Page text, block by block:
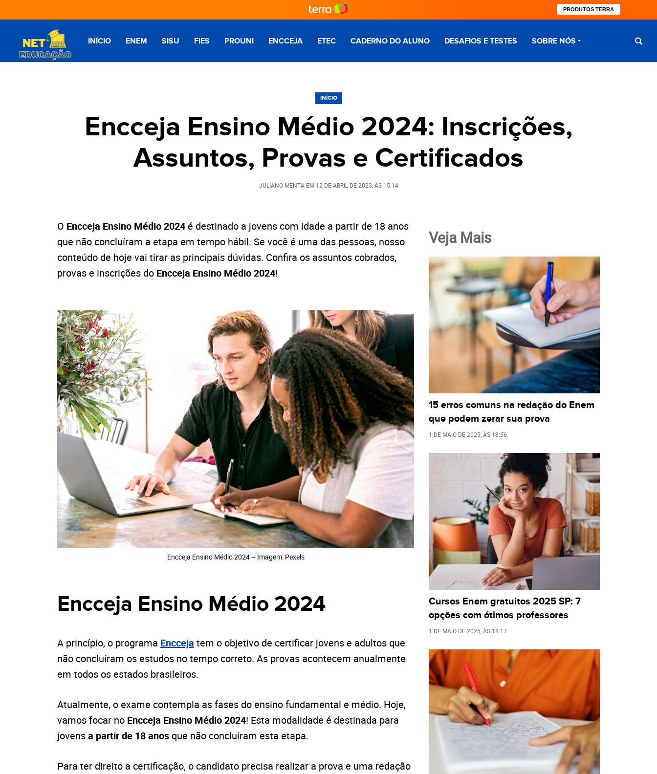
PRODUTOS TERRA
INÍCIO ENEM SISU FIES PROUNI ENCCEJA ETEC CADERNO DO ALUNO DESAFIOS E TESTES SOBRE NÓS
INÍCIO
Encceja Ensino Médio 2024: Inscrições,
Assuntos, Provas e Certificados
JULIANO MENTA EM 12 DE ABRIL DE 2023 , ÀS 15:14
O Encceja Ensino Médio 2024 é destinado a jovens com idade a partir de 18 anos
que não concluíram a etapa em tempo hábil. Se você é uma das pessoas, nosso
conteúdo de hoje vai tirar as principais dúvidas. Confira os assuntos cobrados,
provas e inscrições do Encceja Ensino Médio 2024!
Encceja Ensino Médio 2024 – Imagem: Pexels
Encceja Ensino Médio 2024
A princípio, o programa Encceja tem o objetivo de certificar jovens e adultos que
não concluíram os estudos no tempo correto. As provas acontecem anualmente
em todos os estados brasileiros.
Atualmente, o exame contempla as fases do ensino fundamental e médio. Hoje,
vamos focar no Encceja Ensino Médio 2024! Esta modalidade é destinada para
jovensa partir de 18 anos que não concluíram esta etapa.
Para ter direito a certificação, o candidato precisa realizar a prova e uma redação
Veja Mais
15 erros comuns na redação do Enem
que podem zerar sua prova
1 DE MAIO DE 2025 , ÀS 18:56
Cursos Enem gratuitos 2025 SP: 7
opções com ótimos professores
1 DE MAIO DE 2025 , ÀS 18:17